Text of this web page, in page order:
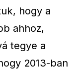
hogy a
ahhoz,
tegye a
2013-ban